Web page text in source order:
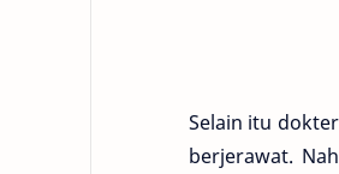
Selain itu
berjerawat.